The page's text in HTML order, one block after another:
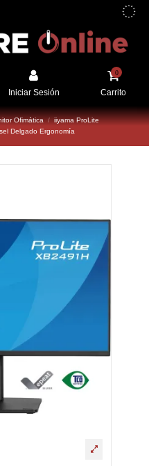
Iniciar Sesión
0
Carrito
Ofimática
iiyama ProLite
Delgado Ergonomía